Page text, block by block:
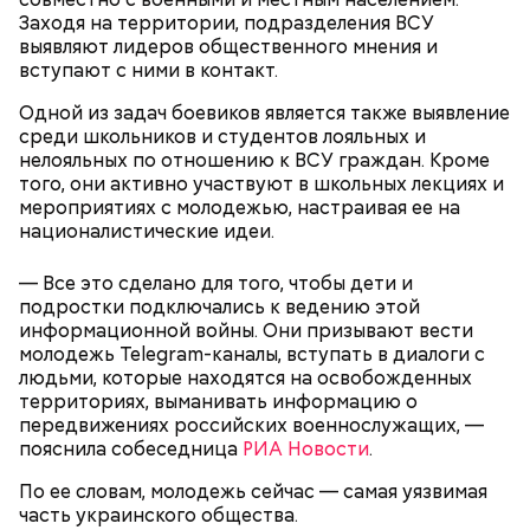
Заходя на территории, подразделения ВСУ
выявляют лидеров общественного мнения и
вступают с ними в контакт.
Одной из задач боевиков является также выявление
среди школьников и студентов лояльных и
нелояльных по отношению к ВСУ граждан. Кроме
того, они активно участвуют в школьных лекциях и
мероприятиях с молодежью, настраивая ее на
националистические идеи.
— Все это сделано для того, чтобы дети и
подростки подключались к ведению этой
информационной войны. Они призывают вести
молодежь Telegram-каналы, вступать в диалоги с
людьми, которые находятся на освобожденных
территориях, выманивать информацию о
передвижениях российских военнослужащих, —
пояснила собеседница РИА Новости.
По ее словам, молодежь сейчас — самая уязвимая
часть украинского общества.
Фото: Shutterstock
Главная особенность острова Сокотра —
драконовые деревья, которые растут только здесь.
Внешне они напоминают большие грибы, а
драконовыми их называют из-за красного цвета
смолы, которую местные жители сравнивают с
кровью дракона. Они же используют ее в
медицинских целях и красят ей ткань и волосы.
Он находился на посту менеджера, занимался
наймом персонала и продажей продуктов. В 2000
Сергей Брин
Окружающие отмечали, что Носс была в здравом
уме до конца жизни. Интересно, что когда в
возрасте 117 лет ей сообщили, что она теперь
Канэ Танака (119 лет)
Фото: wikimedia.org